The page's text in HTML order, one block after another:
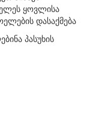
ყოვლისა
დასაქმება
პასუხის